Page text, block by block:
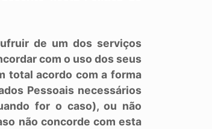
de um dos serviços
com o uso dos seus
total acordo com a forma
Pessoais necessários
for o caso), ou não
não concorde com esta